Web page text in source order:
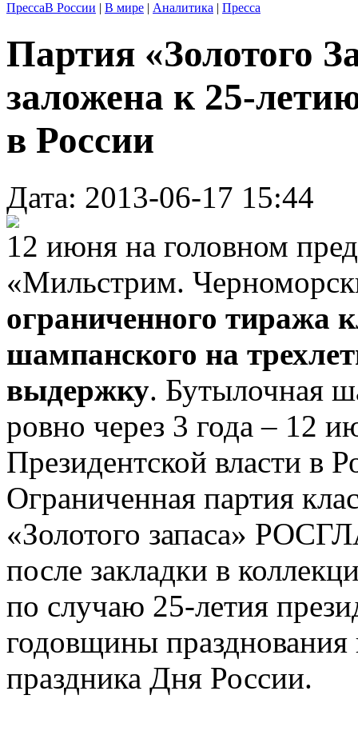
ПрессаВ России | В мире | Аналитика | Пресса
Партия
заложена к 25-
в России
Дата: 2013-06-17 15:44
12 июня на головном
«Мильстрим.
ограниченного тиража
шампанского на
выдержку. Бутылочная
ровно через 3 года – 12
Президентской власти в
Ограниченная партия
«Золотого запаса»
после закладки в
по случаю 25-летия
годовщины празднования
праздника Дня России.